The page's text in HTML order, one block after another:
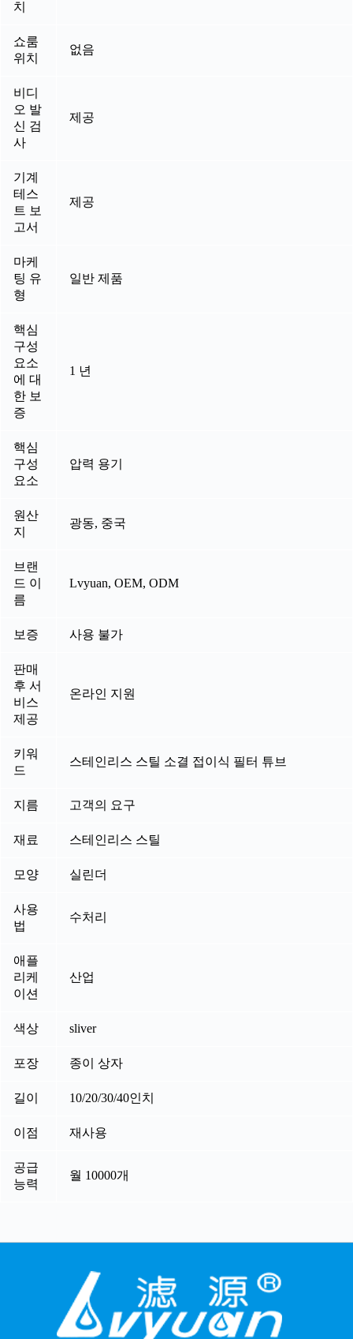
치
쇼룸
위치
없음
비디
오 발
신 검
사
제공
기계
테스
트 보
고서
제공
마케
팅 유
형
일반 제품
핵심
구성
요소
에 대
한 보
증
1 년
핵심
구성
요소
압력 용기
원산
지
광동, 중국
브랜
드 이
름
Lvyuan, OEM, ODM
보증 사용 불가
판매
후 서
비스
제공
온라인 지원
키워
드
스테인리스 스틸 소결 접이식 필터 튜브
지름 고객의 요구
재료 스테인리스 스틸
모양 실린더
사용
법
수처리
애플
리케
이션
산업
색상 sliver
포장 종이 상자
길이 10/20/30/40인치
이점 재사용
공급
능력
월 10000개